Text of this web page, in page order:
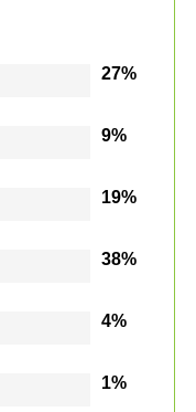
27%
9%
19%
38%
4%
1%